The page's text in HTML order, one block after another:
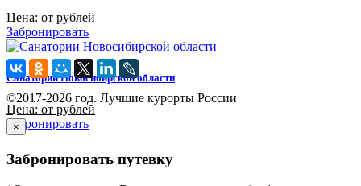
Цена: от рублей
Забронировать
Санатории Новосибирской области
Цена: от рублей
Забронировать
©2017-2026 год. Лучшие курорты России
×
Забронировать путевку